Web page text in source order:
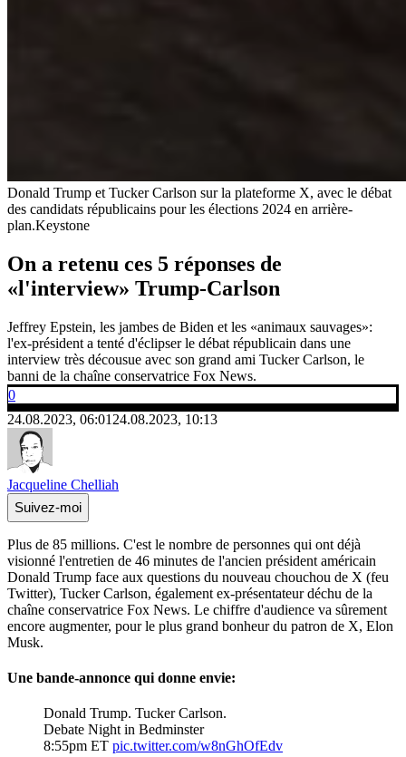
Donald Trump et Tucker Carlson sur la plateforme X, avec le débat
des candidats républicains pour les élections 2024 en arrière-
plan.Keystone
On a retenu ces 5 réponses de
«l'interview» Trump-Carlson
Jeffrey Epstein, les jambes de Biden et les «animaux sauvages»:
l'ex-président a tenté d'éclipser le débat républicain dans une
interview très décousue avec son grand ami Tucker Carlson, le
banni de la chaîne conservatrice Fox News.
0
24.08.2023, 06:01 24.08.2023, 10:13
Jacqueline Chelliah
Suivez-moi
Plus de 85 millions. C'est le nombre de personnes qui ont déjà
visionné l'entretien de 46 minutes de l'ancien président américain
Donald Trump face aux questions du nouveau chouchou de X (feu
Twitter), Tucker Carlson, également ex-présentateur déchu de la
chaîne conservatrice Fox News. Le chiffre d'audience va sûrement
encore augmenter, pour le plus grand bonheur du patron de X, Elon
Musk.
Une bande-annonce qui donne envie:
Donald Trump. Tucker Carlson.
Debate Night in Bedminster
8:55pm ET pic.twitter.com/w8nGhOfEdv